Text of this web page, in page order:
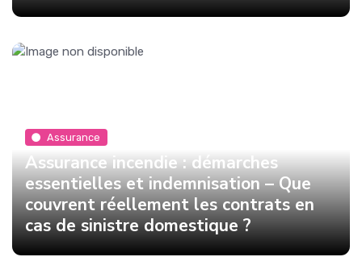
Assurance
Assurance incendie : démarches
essentielles et indemnisation – Que
couvrent réellement les contrats en
cas de sinistre domestique ?